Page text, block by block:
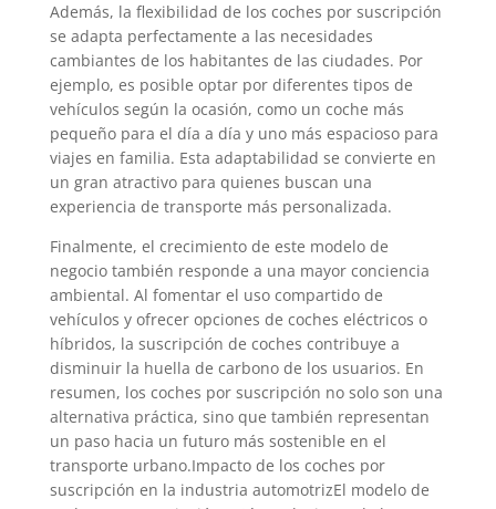
Además, la flexibilidad de los coches por suscripción
se adapta perfectamente a las necesidades
cambiantes de los habitantes de las ciudades. Por
ejemplo, es posible optar por diferentes tipos de
vehículos según la ocasión, como un coche más
pequeño para el día a día y uno más espacioso para
viajes en familia. Esta adaptabilidad se convierte en
un gran atractivo para quienes buscan una
experiencia de transporte más personalizada.
Finalmente, el crecimiento de este modelo de
negocio también responde a una mayor conciencia
ambiental. Al fomentar el uso compartido de
vehículos y ofrecer opciones de coches eléctricos o
híbridos, la suscripción de coches contribuye a
disminuir la huella de carbono de los usuarios. En
resumen, los coches por suscripción no solo son una
alternativa práctica, sino que también representan
un paso hacia un futuro más sostenible en el
transporte urbano.Impacto de los coches por
suscripción en la industria automotrizEl modelo de